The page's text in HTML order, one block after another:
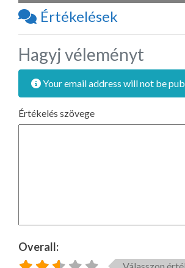
Értékelések
Hagyj véleményt
Your email address will not be
Értékelés szövege
Overall:
Válasszon